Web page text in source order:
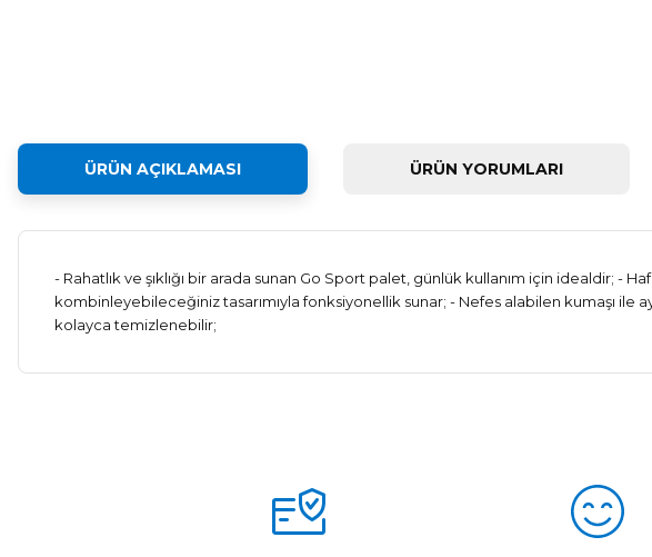
ÜRÜN AÇIKLAMASI ÜRÜN YORUMLARI
- Rahatlık ve şıklığı bir arada sunan Go Sport palet, günlük kullanım için idealdir; -
kombinleyebileceğiniz tasarımıyla fonksiyonellik sunar; - Nefes alabilen kumaşı ile
kolayca temizlenebilir;